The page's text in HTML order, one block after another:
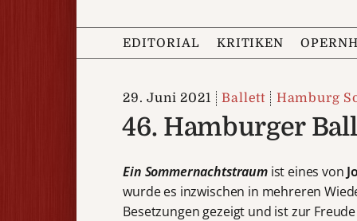
EDITORIAL KRITIKEN
29. Juni 2021 Ballett Hamburg
46. Hamburger
Ein Sommernachtstraumist eines von
wurde es inzwischen in mehreren
Besetzungen gezeigt und ist zur